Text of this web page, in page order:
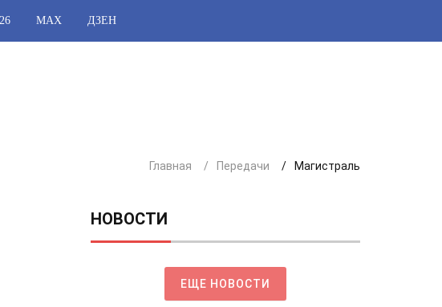
МАХ ДЗЕН
Главная Передачи Магистраль
НОВОСТИ
ЕЩЕ НОВОСТИ